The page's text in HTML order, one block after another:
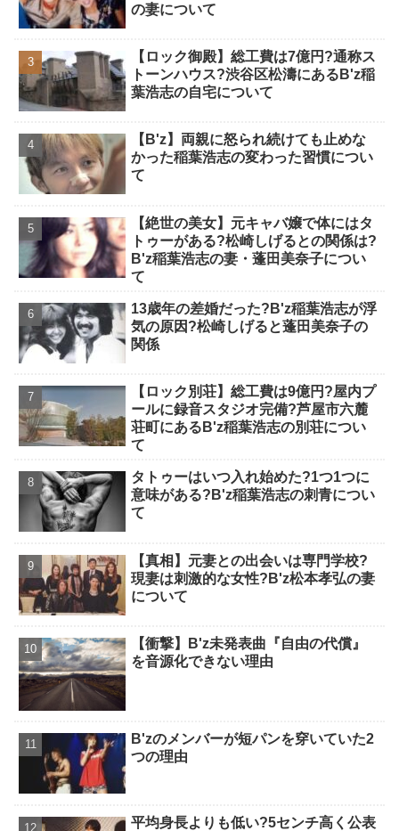
の妻について
【ロック御殿】総工費は7億円?通称ス
トーンハウス?渋谷区松濤にあるB'z稲
葉浩志の自宅について
【B'z】両親に怒られ続けても止めな
かった稲葉浩志の変わった習慣につい
て
【絶世の美女】元キャバ嬢で体にはタ
トゥーがある?松崎しげるとの関係は?
B'z稲葉浩志の妻・蓬田美奈子につい
て
13歳年の差婚だった?B'z稲葉浩志が浮
気の原因?松崎しげると蓬田美奈子の
関係
【ロック別荘】総工費は9億円?屋内プ
ールに録音スタジオ完備?芦屋市六麓
荘町にあるB'z稲葉浩志の別荘につい
て
タトゥーはいつ入れ始めた?1つ1つに
意味がある?B'z稲葉浩志の刺青につい
て
【真相】元妻との出会いは専門学校?
現妻は刺激的な女性?B'z松本孝弘の妻
について
【衝撃】B'z未発表曲『自由の代償』
を音源化できない理由
B'zのメンバーが短パンを穿いていた2
つの理由
平均身長よりも低い?5センチ高く公表